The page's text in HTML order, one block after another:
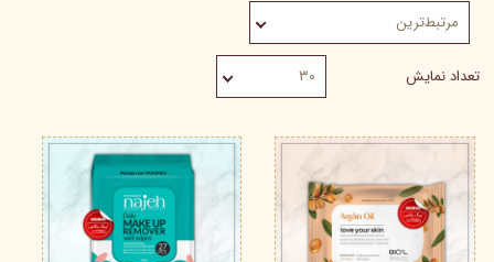
مرتبط‌ترین
تعداد نمایش ۳۰